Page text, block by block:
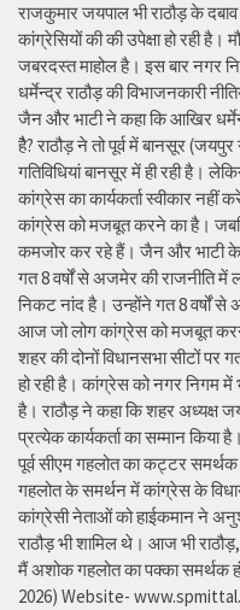
राजकुमार जयपाल भी राठौड़ के
कांग्रेसियों की की उपेक्षा हो रही
जबरदस्त माहोल है। इस बार नगर
धर्मेन्द्र राठौड़ की विभाजनकारी
जैन और भाटी ने कहा कि आखिर
हैै? राठौड़ ने तो पूर्व में बानसूर
गतिविधियां बानसूर में ही रही है।
कांग्रेस का कार्यकर्ता स्वीकार
कांग्रेस को मजबूत करने का है।
कमजोर कर रहे हैं। जैन और भाटी के
गत 8 वर्षों से अजमेर की राजनीति
निकट नांद है। उन्होंने गत 8 वर्षों
आज जो लोग कांग्रेस को मजबूत
शहर की दोनों विधानसभा सीटों पर
हो रही है। कांग्रेस को नगर निगम में
है। राठौड़ ने कहा कि शहर
प्रत्येक कार्यकर्ता का सम्मान किया
पूर्व सीएम गहलोत का कट्टर
गहलोत के समर्थन में कांग्रेस के
कांग्रेसी नेताओं को हाईकमान ने
राठौड़ भी शामिल थे। आज भी
मैं अशोक गहलोत का पक्का समर्थक
2026) Website-